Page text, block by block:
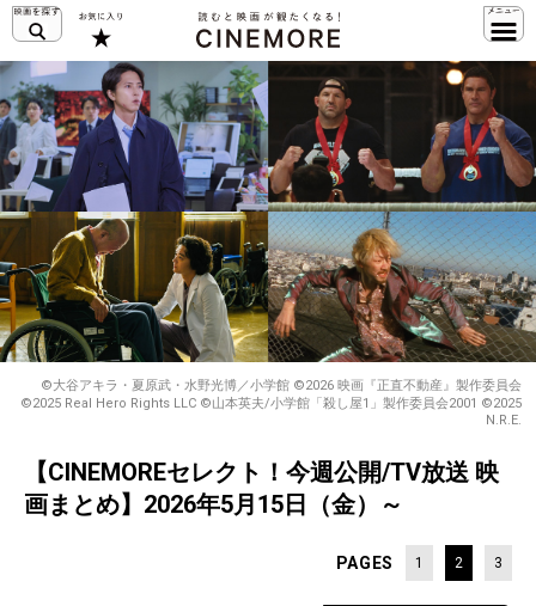
©大谷アキラ・夏原武・水野光博／小学館 ©2026 映画『正直不動産』製作委員会
©2025 Real Hero Rights LLC ©山本英夫/小学館「殺し屋1」製作委員会2001 ©2025
N.R.E.
【CINEMOREセレクト！今週公開/TV放送 映
画まとめ】2026年5月15日（金）～
PAGES 1 2 3